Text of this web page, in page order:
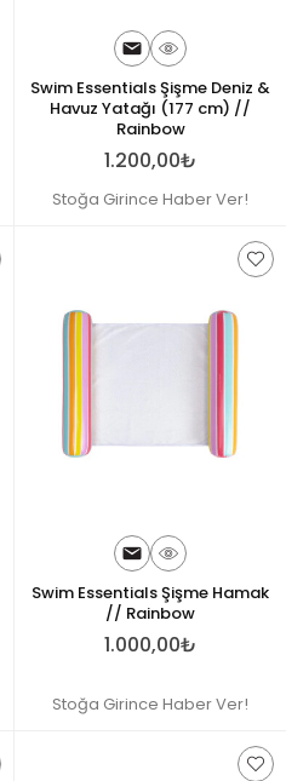
Swim Essentials Şişme Deniz &
Havuz Yatağı (177 cm) //
Rainbow
1.200,00₺
Stoğa Girince Haber Ver!
Swim Essentials Şişme Hamak
// Rainbow
1.000,00₺
Stoğa Girince Haber Ver!